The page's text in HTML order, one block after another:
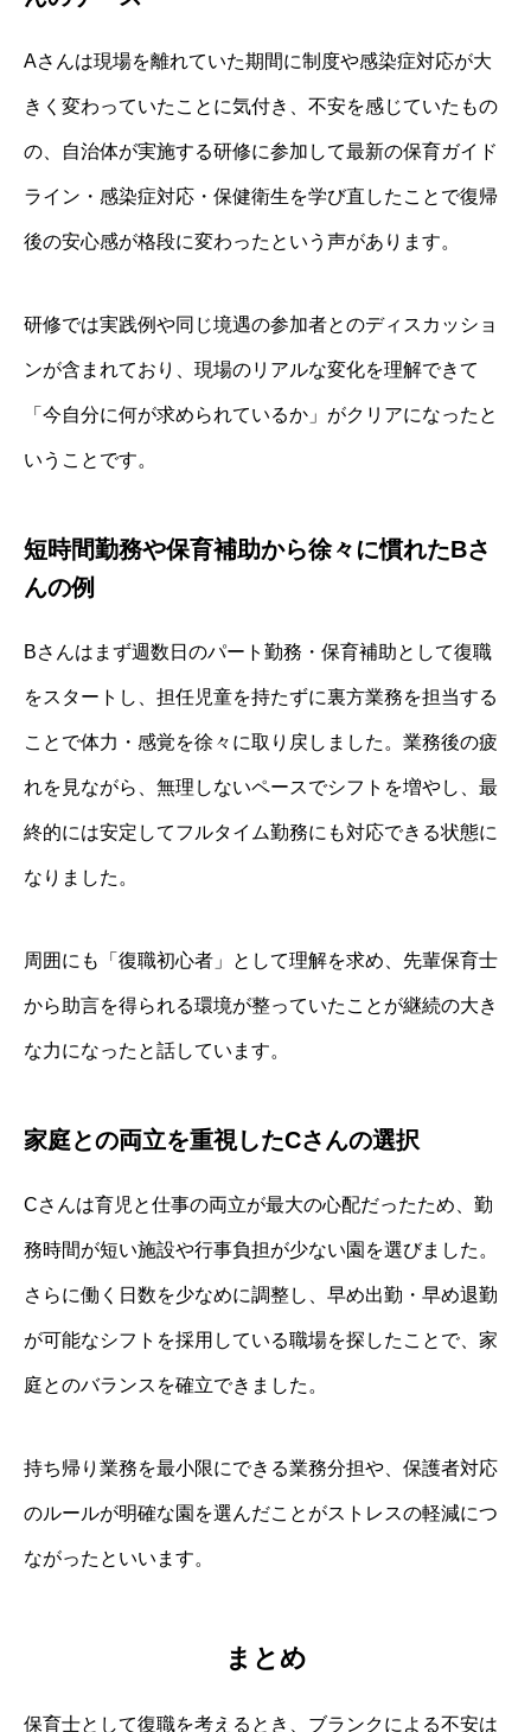
Aさんは現場を離れていた期間に制度や感染症対応が大
きく変わっていたことに気付き、不安を感じていたもの
の、自治体が実施する研修に参加して最新の保育ガイド
ライン・感染症対応・保健衛生を学び直したことで復帰
後の安心感が格段に変わったという声があります。
研修では実践例や同じ境遇の参加者とのディスカッショ
ンが含まれており、現場のリアルな変化を理解できて
「今自分に何が求められているか」がクリアになったと
いうことです。
短時間勤務や保育補助から徐々に慣れたBさ
んの例
Bさんはまず週数日のパート勤務・保育補助として復職
をスタートし、担任児童を持たずに裏方業務を担当する
ことで体力・感覚を徐々に取り戻しました。業務後の疲
れを見ながら、無理しないペースでシフトを増やし、最
終的には安定してフルタイム勤務にも対応できる状態に
なりました。
周囲にも「復職初心者」として理解を求め、先輩保育士
から助言を得られる環境が整っていたことが継続の大き
な力になったと話しています。
家庭との両立を重視したCさんの選択
Cさんは育児と仕事の両立が最大の心配だったため、勤
務時間が短い施設や行事負担が少ない園を選びました。
さらに働く日数を少なめに調整し、早め出勤・早め退勤
が可能なシフトを採用している職場を探したことで、家
庭とのバランスを確立できました。
持ち帰り業務を最小限にできる業務分担や、保護者対応
のルールが明確な園を選んだことがストレスの軽減につ
ながったといいます。
まとめ
保育士として復職を考えるとき、ブランクによる不安は